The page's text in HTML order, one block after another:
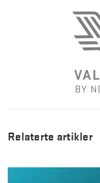
Relaterte artikler